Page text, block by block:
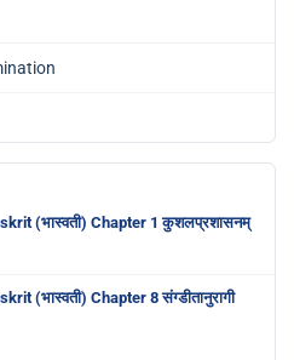
(भास्वती) Chapter 1 कुशलप्रशासनम्
(भास्वती) Chapter 8 संग्डीतानुरागी